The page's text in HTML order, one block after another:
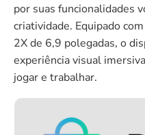
por suas funcionalidades
criatividade. Equipado
2X de 6,9 polegadas, o
experiência visual
jogar e trabalhar.